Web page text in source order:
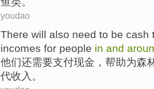
youdao
There will also need to be cash
incomes for people in and
他们还需要支付现金， 帮助为森
代收入 。